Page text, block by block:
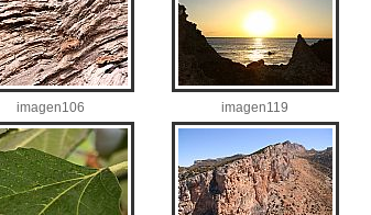
imagen106 imagen119